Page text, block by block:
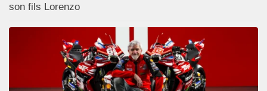
son fils Lorenzo